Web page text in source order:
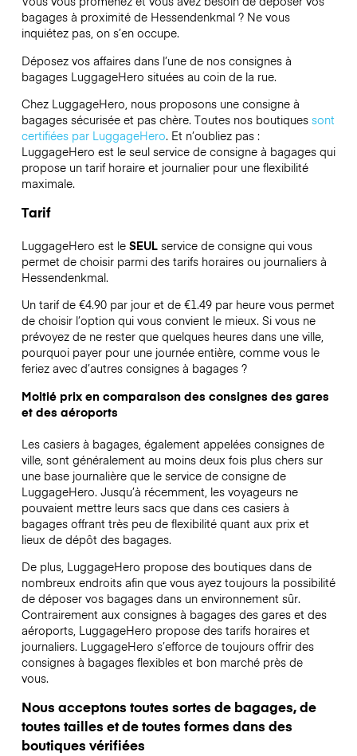
bagages à proximité de Hessendenkmal ? Ne vous
inquiétez pas, on s’en occupe.
Déposez vos affaires dans l’une de nos consignes à
bagages LuggageHero situées au coin de la rue.
Chez LuggageHero, nous proposons une consigne à
bagages sécurisée et pas chère. Toutes nos boutiques sont
certifiées par LuggageHero. Et n’oubliez pas :
LuggageHero est le seul service de consigne à bagages qui
propose un tarif horaire et journalier pour une flexibilité
maximale.
Tarif
LuggageHero est le SEULservice de consigne qui vous
permet de choisir parmi des tarifs horaires ou journaliers à
Hessendenkmal.
Un tarif de €4.90 par jour et de €1.49 par heure vous permet
de choisir l’option qui vous convient le mieux. Si vous ne
prévoyez de ne rester que quelques heures dans une ville,
pourquoi payer pour une journée entière, comme vous le
feriez avec d’autres consignes à bagages ?
Moitié prix en comparaison des consignes des gares
et des aéroports
Les casiers à bagages, également appelées consignes de
ville, sont généralement au moins deux fois plus chers sur
une base journalière que le service de consigne de
LuggageHero. Jusqu’à récemment, les voyageurs ne
pouvaient mettre leurs sacs que dans ces casiers à
bagages offrant très peu de flexibilité quant aux prix et
lieux de dépôt des bagages.
De plus, LuggageHero propose des boutiques dans de
nombreux endroits afin que vous ayez toujours la possibilité
de déposer vos bagages dans un environnement sûr.
Contrairement aux consignes à bagages des gares et des
aéroports, LuggageHero propose des tarifs horaires et
journaliers. LuggageHero s’efforce de toujours offrir des
consignes à bagages flexibles et bon marché près de
vous.
Nous acceptons toutes sortes de bagages, de
toutes tailles et de toutes formes dans des
boutiques vérifiées